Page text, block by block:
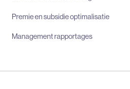
Premie en subsidie optimalisatie
Management rapportages